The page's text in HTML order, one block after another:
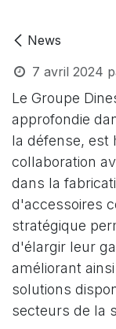
News
7 avril 2024
Le Groupe
approfondie
la défense, est
collaboration
dans la
d'accessoires
stratégique
d'élargir leur
améliorant
solutions
secteurs de la